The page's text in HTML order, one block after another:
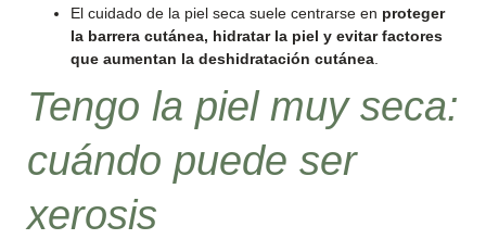
El cuidado de la piel seca suele centrarse en proteger
la barrera cutánea, hidratar la piel y evitar factores
que aumentan la deshidratación cutánea
Tengo la piel muy seca:
cuándo puede ser
xerosis